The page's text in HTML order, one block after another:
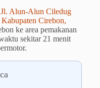
Jl. Alun-Alun Ciledug
Cirebon,
ke area pemakanan
sekitar 21 menit